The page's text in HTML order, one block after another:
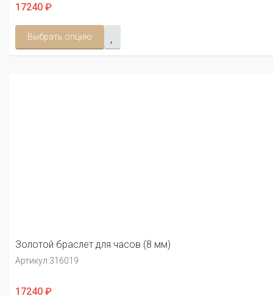
17240 ₽
Выбрать опцию
Золотой браслет для часов (8 мм)
Артикул:316019
17240 ₽